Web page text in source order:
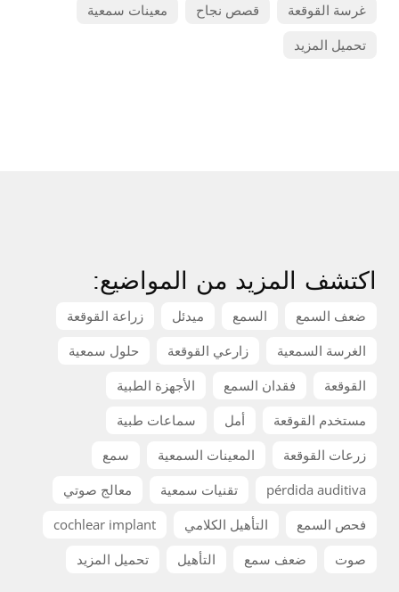
غرسة القوقعة
قصص نجاح
معينات سمعية
تحميل المزيد
اكتشف المزيد من المواضيع:
ضعف السمع السمع ميدئل
زراعة القوقعة
الغرسة السمعية
زارعي القوقعة
حلول سمعية
القوقعة
فقدان السمع
الأجهزة الطبية
مستخدم القوقعة
أمل
سماعات طبية
زرعات القوقعة
المعينات السمعية
سمع
pérdida auditiva
تقنيات سمعية
معالج صوتي
فحص السمع
التأهيل الكلامي
cochlear implant
صوت
ضعف سمع التأهيل تحميل المزيد